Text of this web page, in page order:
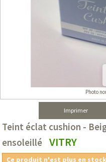
Photo
Imprimer
Teint éclat cushion -
ensoleillé
VITRY
Ce produit n'est plus en stock